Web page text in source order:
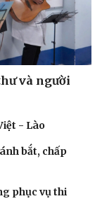
và người
- Lào
bắt, chấp
phục vụ thi